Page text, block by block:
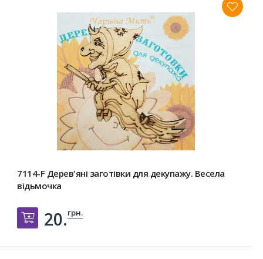
7114-F Дерев'яні заготівки для декупажу. Весела
відьмочка
Добавить в корзину
20.грн.